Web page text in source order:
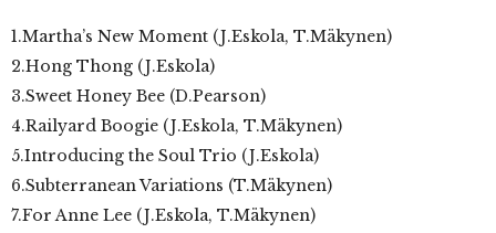
1.Martha’s New Moment (J.Eskola, T.Mäkynen)
2.Hong Thong (J.Eskola)
3.Sweet Honey Bee (D.Pearson)
4.Railyard Boogie (J.Eskola, T.Mäkynen)
5.Introducing the Soul Trio (J.Eskola)
6.Subterranean Variations (T.Mäkynen)
7.For Anne Lee (J.Eskola, T.Mäkynen)